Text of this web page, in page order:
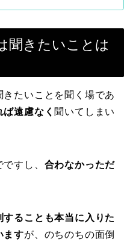
聞きたいことは
たいことを聞く場であ
遠慮なく 聞いてしまい
すし、 合わなかっただ
ることも本当に入りた
ますが、のちのちの面倒